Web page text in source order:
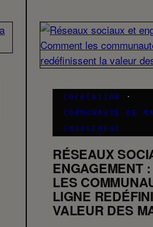
COCRÉATION
·
COMMUNAUTÉ DE
ENGAGEMENT
RÉSEAUX
ENGAGEMENT
LES
LIGNE
VALEUR DES